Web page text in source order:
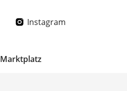
Instagram
Marktplatz